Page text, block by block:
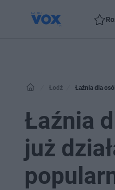
Łodź Łaźnia dla
Łaźnia
już